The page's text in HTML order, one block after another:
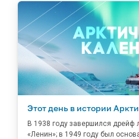
Этот день в истории
В 1938 году завершился дрейф
«Ленин»; в 1949 году был